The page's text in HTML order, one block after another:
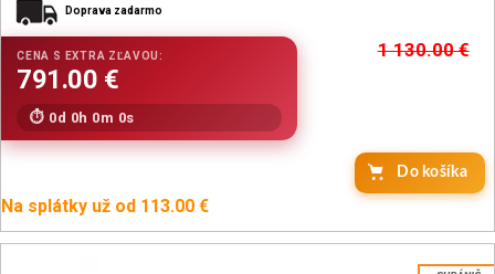
Doprava zadarmo
1 130.00€
0d 0h 0m 0s
Do košíka
Na splátky už od 113.00 €